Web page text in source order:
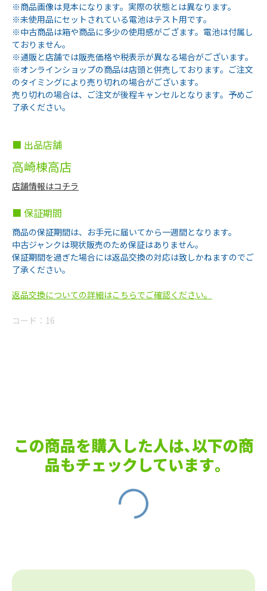
※商品画像は見本になります。実際の状態とは異なります。
※未使用品にセットされている電池はテスト用です。
※中古商品は箱や商品に多少の使用感がござます。電池は付属し
ておりません。
※通販と店舗では販売価格や税表示が異なる場合がございます。
※オンラインショップの商品は店頭と併売しております。ご注文
のタイミングにより売り切れの場合がございます。
売り切れの場合は、ご注文が後程キャンセルとなります。予めご
了承ください。
■ 出品店舗
高崎棟高店
店舗情報はコチラ
■ 保証期間
商品の保証期間は、お手元に届いてから一週間となります。
中古ジャンクは現状販売のため保証はありません。
保証期間を過ぎた場合には返品交換の対応は致しかねますのでご
了承ください。
返品交換についての詳細はこちらでご確認ください。
コード： 16
この商品を購入した人は､以下の商
品もチェックしています｡